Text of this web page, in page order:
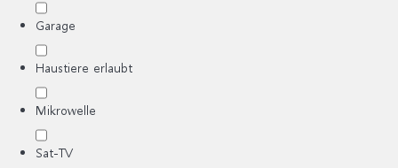
Garage
Haustiere erlaubt
Mikrowelle
Sat-TV